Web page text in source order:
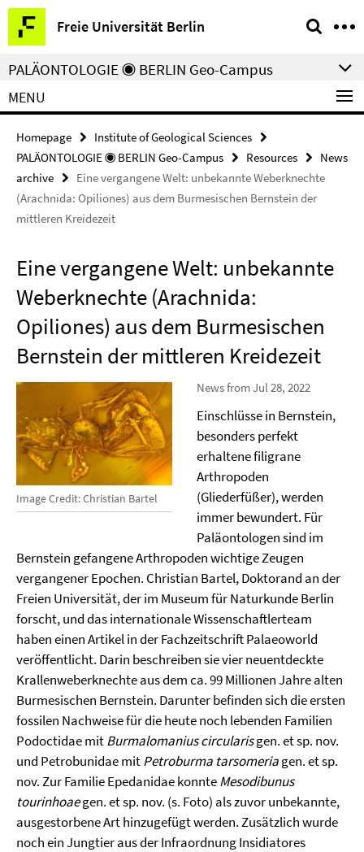
Springe
direkt
zu
Inhalt
Freie Universität Berlin
Service
Navigation
PALÄONTOLOGIE ◉ BERLIN Geo-Campus
MENU
Homepage
Institute of Geological Sciences
PALÄONTOLOGIE ◉ BERLIN Geo-Campus
Resources
News
archive
Eine vergangene Welt: unbekannte Weberknechte
(Arachnida: Opiliones) aus dem Burmesischen Bernstein der
mittleren Kreidezeit
Eine vergangene Welt: unbekannte
Weberknechte (Arachnida:
Opiliones) aus dem Burmesischen
Bernstein der mittleren Kreidezeit
Image Credit: Christian Bartel
News from Jul 28, 2022
Einschlüsse in Bernstein,
besonders perfekt
erhaltene filigrane
Arthropoden
(Gliederfüßer), werden
immer bewundert. Für
Paläontologen sind im
Bernstein gefangene Arthropoden wichtige Zeugen
vergangener Epochen. Christian Bartel, Doktorand an der
Freien Universität, der im Museum für Naturkunde Berlin
forscht, und das internationale Wissenschaftlerteam
haben einen Artikel in der Fachzeitschrift Palaeoworld
veröffentlicht. Darin beschreiben sie vier neuentdeckte
Krallenweberknechte aus dem ca. 99 Millionen Jahre alten
Burmesischen Bernstein. Darunter befinden sich die ersten
fossilen Nachweise für die heute noch lebenden Familien
Podoctidae mitBurmalomaniuscircularisgen. et sp. nov.
und Petrobunidae mitPetroburma tarsomeriagen. et sp.
nov. Zur Familie Epedanidae konnteMesodibunus
tourinhoaegen. et sp. nov. (s. Foto) als zuvor unbekannte,
ausgestorbene Art hinzugefügt werden. Zusätzlich wurde
noch ein Jungtier aus der Infraordnung Insidiatores